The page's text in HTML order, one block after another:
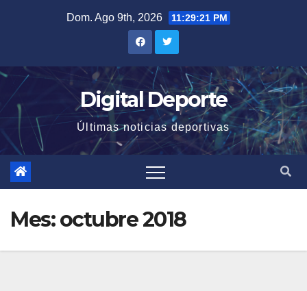
Dom. Ago 9th, 2026 11:29:21 PM
Digital Deporte
Últimas noticias deportivas
Mes:octubre 2018